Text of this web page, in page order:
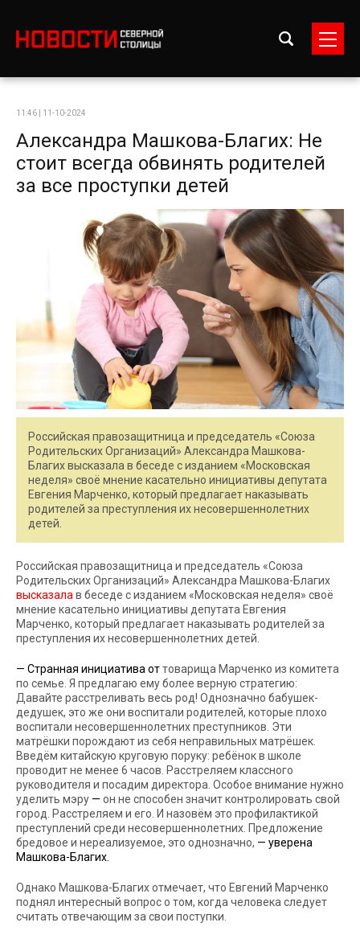
11:46 | 11-10-2024
Александра Машкова-Благих: Не
стоит всегда обвинять родителей
за все проступки детей
Российская правозащитница и председатель «Союза
Родительских Организаций» Александра Машкова-
Благих высказала в беседе с изданием «Московская
неделя» своё мнение касательно инициативы депутата
Евгения Марченко, который предлагает наказывать
родителей за преступления их несовершеннолетних
детей.
Российская правозащитница и председатель «Союза
Родительских Организаций» Александра Машкова-Благих
высказала в беседе с изданием «Московская неделя» своё
мнение касательно инициативы депутата Евгения
Марченко, который предлагает наказывать родителей за
преступления их несовершеннолетних детей.
— Странная инициатива оттоварища Марченко из комитета
по семье. Я предлагаю ему более верную стратегию:
Давайте расстреливать весь род! Однозначно бабушек-
дедушек, это же они воспитали родителей, которые плохо
воспитали несовершеннолетних преступников. Эти
матрёшки порождают из себя неправильных матрёшек.
Введём китайскую круговую поруку: ребёнок в школе
проводит не менее 6 часов. Расстреляем классного
руководителя и посадим директора. Особое внимание нужно
уделить мэру — он не способен значит контролировать свой
город. Расстреляем и его. И назовём это профилактикой
преступлений среди несовершеннолетних. Предложение
бредовое и нереализуемое, это однозначно, — уверена
Машкова-Благих.
Однако Машкова-Благих отмечает, что Евгений Марченко
поднял интересный вопрос о том, когда человека следует
считать отвечающим за свои поступки.